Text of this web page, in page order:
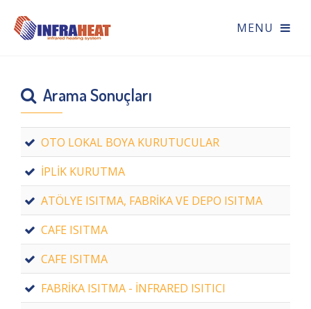
Arama Sonuçları
OTO LOKAL BOYA KURUTUCULAR
İPLİK KURUTMA
ATÖLYE ISITMA, FABRİKA VE DEPO ISITMA
CAFE ISITMA
CAFE ISITMA
FABRİKA ISITMA - İNFRARED ISITICI